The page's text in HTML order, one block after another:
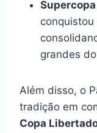
grandes
Além disso, o
tradição em
Copa